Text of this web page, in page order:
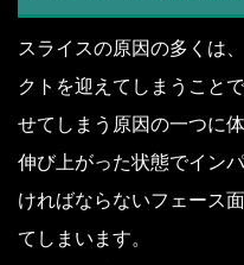
スライスの原因の多くは
クトを迎えてしまうこと
せてしまう原因の一つに
伸び上がった状態でイン
ければならないフェース
てしまいます。